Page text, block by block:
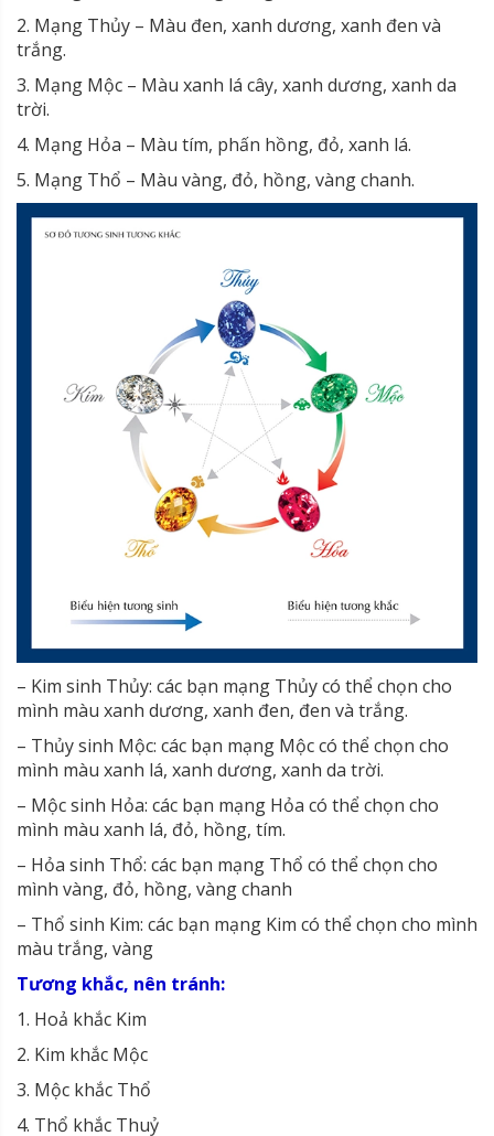
2. Mạng Thủy – Màu đen, xanh dương, xanh đen và
trắng.
3. Mạng Mộc – Màu xanh lá cây, xanh dương, xanh da
trời.
4. Mạng Hỏa – Màu tím, phấn hồng, đỏ, xanh lá.
5. Mạng Thổ – Màu vàng, đỏ, hồng, vàng chanh.
– Kim sinh Thủy: các bạn mạng Thủy có thể chọn cho
mình màu xanh dương, xanh đen, đen và trắng.
– Thủy sinh Mộc: các bạn mạng Mộc có thể chọn cho
mình màu xanh lá, xanh dương, xanh da trời.
– Mộc sinh Hỏa: các bạn mạng Hỏa có thể chọn cho
mình màu xanh lá, đỏ, hồng, tím.
– Hỏa sinh Thổ: các bạn mạng Thổ có thể chọn cho
mình vàng, đỏ, hồng, vàng chanh
– Thổ sinh Kim: các bạn mạng Kim có thể chọn cho mình
màu trắng, vàng
Tương khắc, nên tránh:
1. Hoả khắc Kim
2. Kim khắc Mộc
3. Mộc khắc Thổ
4. Thổ khắc Thuỷ